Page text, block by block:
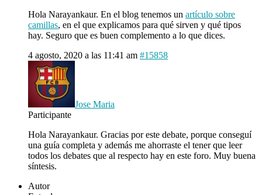
Hola Narayankaur. En el blog tenemos un artículo sobre
camillas, en el que explicamos para qué sirven y qué tipos
hay. Seguro que es buen complemento a lo que dices.
4 agosto, 2020 a las 11:41 am #15858
Jose Maria
Participante
Hola Narayankaur. Gracias por este debate, porque conseguí
una guía completa y además me ahorraste el tener que leer
todos los debates que al respecto hay en este foro. Muy buena
síntesis.
Autor